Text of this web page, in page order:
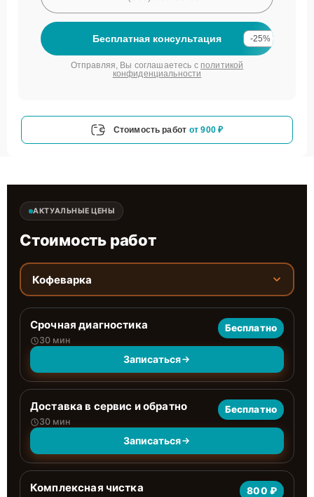
Бесплатная консультация -25%
Отправляя, Вы соглашаетесь с политикой
конфиденциальности
Стоимость работ от 900 ₽
АКТУАЛЬНЫЕ ЦЕНЫ
Стоимость работ
Кофеварка
Срочная диагностика
30 мин
Бесплатно
Записаться
Доставка в сервис и обратно
30 мин
Бесплатно
Записаться
Комплексная чистка 800 ₽